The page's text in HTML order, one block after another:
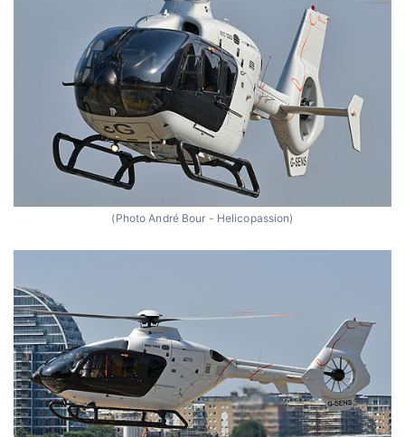
(Photo André Bour - Helicopassion)